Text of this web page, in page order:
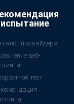
провайдера
веб-
тест